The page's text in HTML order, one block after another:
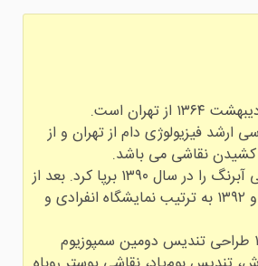
ارشد فیزیولوژی دام از تهران و از
اولین نمایشگاه گروهی آبرنگ را در سال ۱۳۹۰ برپا کرد. بعد از
آن در سال های ۱۳۹۱ و ۱۳۹۲ به ترتیب نمایشگاه انفرادی و
همچنین در سال ۱۳۹۴ طراحی تندیس دومین سمپوزیوم